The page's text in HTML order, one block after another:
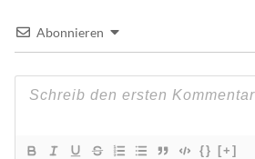
Abonnieren
{} [+]